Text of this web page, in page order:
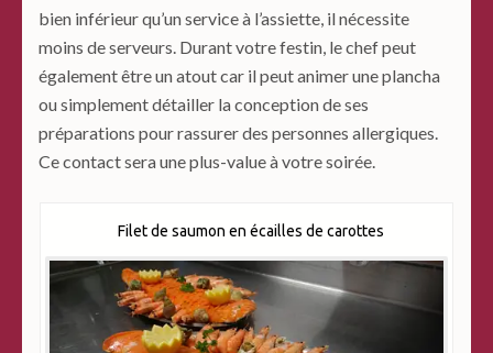
bien inférieur qu’un service à l’assiette, il nécessite
moins de serveurs. Durant votre festin, le chef peut
également être un atout car il peut animer une plancha
ou simplement détailler la conception de ses
préparations pour rassurer des personnes allergiques.
Ce contact sera une plus-value à votre soirée.
Filet de saumon en écailles de carottes